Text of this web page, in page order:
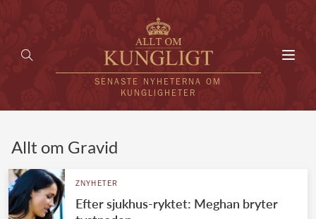
SENASTE NYHETERNA OM
KUNGLIGHETER
UTLÄNDSKT
Allt om Gravid
ZNYHETER
Efter sjukhus-ryktet: Meghan bryter